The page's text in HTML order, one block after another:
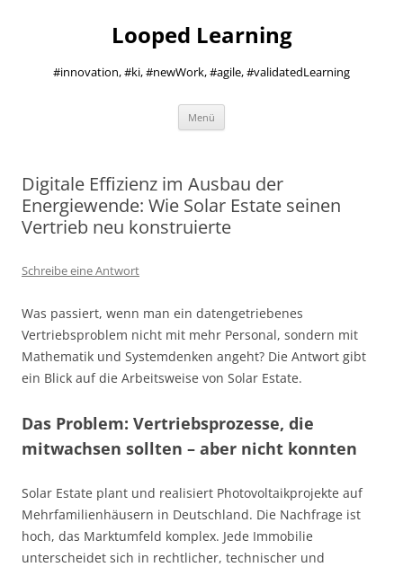
Looped Learning
#innovation, #ki, #newWork, #agile, #validatedLearning
Menü
Digitale Effizienz im Ausbau der
Energiewende: Wie Solar Estate seinen
Vertrieb neu konstruierte
Schreibe eine Antwort
Was passiert, wenn man ein datengetriebenes
Vertriebsproblem nicht mit mehr Personal, sondern mit
Mathematik und Systemdenken angeht? Die Antwort gibt
ein Blick auf die Arbeitsweise von Solar Estate.
Das Problem: Vertriebsprozesse, die
mitwachsen sollten – aber nicht konnten
Solar Estate plant und realisiert Photovoltaikprojekte auf
Mehrfamilienhäusern in Deutschland. Die Nachfrage ist
hoch, das Marktumfeld komplex. Jede Immobilie
unterscheidet sich in rechtlicher, technischer und